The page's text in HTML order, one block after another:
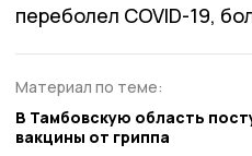
переболел COVID-19,
Материал по теме:
В Тамбовскую область
вакцины от гриппа